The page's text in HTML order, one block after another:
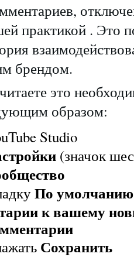
практикой . Это
брендом.
это
образом:
Studio
(значок
По умолчанию
к вашему
Сохранить